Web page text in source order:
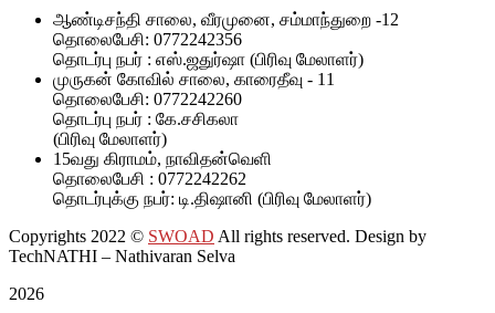
ஆண்டிசந்தி சாலை, வீரமுனை, சம்மாந்துறை -12
தொலைபேசி: 0772242356
தொடர்பு நபர் : எஸ்.ஜதுர்ஷா (பிரிவு மேலாளர்)
முருகன் கோவில் சாலை, காரைதீவு - 11
தொலைபேசி: 0772242260
தொடர்பு நபர் : கே.சசிகலா
(பிரிவு மேலாளர்)
15வது கிராமம், நாவிதன்வெளி
தொலைபேசி : 0772242262
தொடர்புக்கு நபர்: டி.திஷானி (பிரிவு மேலாளர்)
Copyrights 2022 © SWOAD All rights reserved. Design by
TechNATHI – Nathivaran Selva
2026